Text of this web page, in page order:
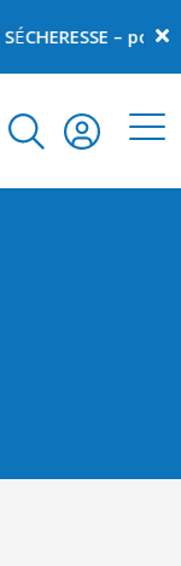
ÉCHERESSE –